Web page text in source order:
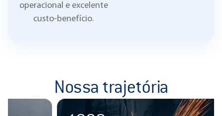
operacional e excelente
custo-benefício.
Nossa trajetória